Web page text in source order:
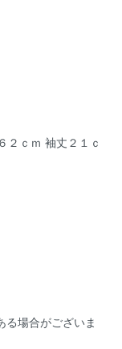
２ｃｍ 袖丈２１ｃ
る場合がございま